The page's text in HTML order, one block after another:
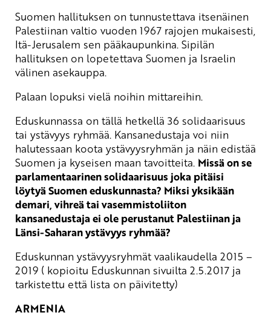
Suomen hallituksen on tunnustettava itsenäinen
Palestiinan valtio vuoden 1967 rajojen mukaisesti,
Itä-Jerusalem sen pääkaupunkina. Sipilän
hallituksen on lopetettava Suomen ja Israelin
välinen asekauppa.
Palaan lopuksi vielä noihin mittareihin.
Eduskunnassa on tällä hetkellä 36 solidaarisuus
tai ystävyys ryhmää. Kansanedustaja voi niin
halutessaan koota ystävyysryhmän ja näin edistää
Suomen ja kyseisen maan tavoitteita. Missä on se
parlamentaarinen solidaarisuus joka pitäisi
löytyä Suomen eduskunnasta? Miksi yksikään
demari, vihreä tai vasemmistoliiton
kansanedustaja ei ole perustanut Palestiinan ja
Länsi-Saharan ystävyys ryhmää?
Eduskunnan ystävyysryhmät vaalikaudella 2015 –
2019 ( kopioitu Eduskunnan sivuilta 2.5.2017 ja
tarkistettu että lista on päivitetty)
ARMENIA